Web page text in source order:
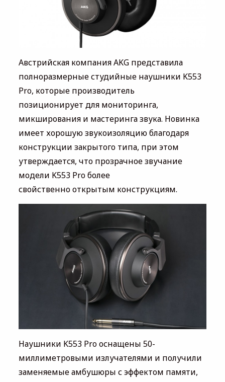
Австрийская компания AKG представила
полноразмерные студийные наушники K553
Pro, которые производитель
позиционирует для мониторинга,
микширования и мастеринга звука. Новинка
имеет хорошую звукоизоляцию благодаря
конструкции закрытого типа, при этом
утверждается, что прозрачное звучание
модели K553 Pro более
свойственно открытым конструкциям.
Наушники K553 Pro оснащены 50-
миллиметровыми излучателями и получили
заменяемые амбушюры с эффектом памяти,